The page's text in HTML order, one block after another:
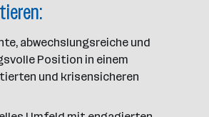
abwechslungsreiche und
Position in einem
und krisensicheren